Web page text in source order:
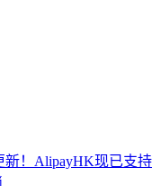
新！AlipayHK现已支持